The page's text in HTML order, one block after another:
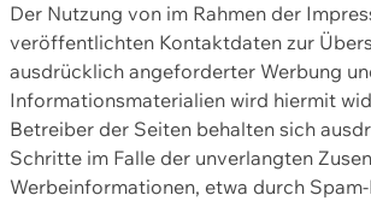
Der Nutzung von im Rahmen der
veröffentlichten Kontaktdaten zur
ausdrücklich angeforderter Werbung
Informationsmaterialien wird hiermit
Betreiber der Seiten behalten sich
Schritte im Falle der unverlangten
Werbeinformationen, etwa durch Spam-